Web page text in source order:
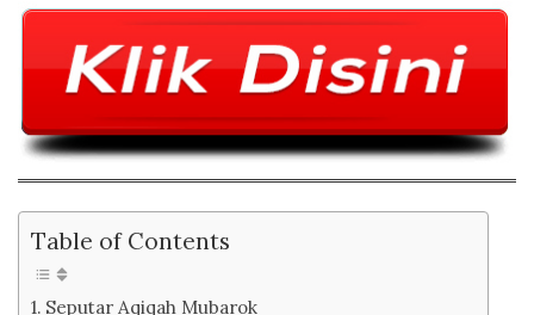
Table of Contents
Seputar Aqiqah Mubarok